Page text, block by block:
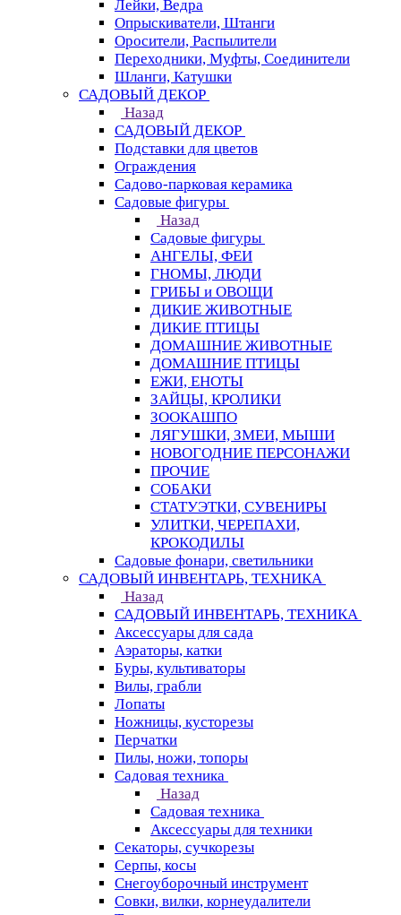
Лейки, Ведра
Опрыскиватели, Штанги
Оросители, Распылители
Переходники, Муфты, Соединители
Шланги, Катушки
САДОВЫЙ ДЕКОР
Назад
САДОВЫЙ ДЕКОР
Подставки для цветов
Ограждения
Садово-парковая керамика
Садовые фигуры
Назад
Садовые фигуры
АНГЕЛЫ, ФЕИ
ГНОМЫ, ЛЮДИ
ГРИБЫ и ОВОЩИ
ДИКИЕ ЖИВОТНЫЕ
ДИКИЕ ПТИЦЫ
ДОМАШНИЕ ЖИВОТНЫЕ
ДОМАШНИЕ ПТИЦЫ
ЕЖИ, ЕНОТЫ
ЗАЙЦЫ, КРОЛИКИ
ЗООКАШПО
ЛЯГУШКИ, ЗМЕИ, МЫШИ
НОВОГОДНИЕ ПЕРСОНАЖИ
ПРОЧИЕ
СОБАКИ
СТАТУЭТКИ, СУВЕНИРЫ
УЛИТКИ, ЧЕРЕПАХИ,
КРОКОДИЛЫ
Садовые фонари, светильники
САДОВЫЙ ИНВЕНТАРЬ, ТЕХНИКА
Назад
САДОВЫЙ ИНВЕНТАРЬ, ТЕХНИКА
Аксессуары для сада
Аэраторы, катки
Буры, культиваторы
Вилы, грабли
Лопаты
Ножницы, кусторезы
Перчатки
Пилы, ножи, топоры
Садовая техника
Назад
Садовая техника
Аксессуары для техники
Секаторы, сучкорезы
Серпы, косы
Снегоуборочный инструмент
Совки, вилки, корнеудалители